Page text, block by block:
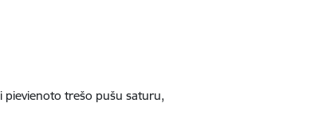
pievienoto trešo pušu saturu,